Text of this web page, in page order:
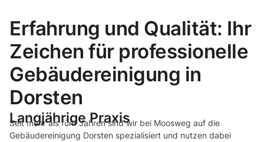
Erfahrung und Qualität: Ihr
Zeichen für professionelle
Gebäudereinigung in
Dorsten
Langjährige Praxis
Seit mehr als fünf Jahren sind wir bei Moosweg auf die
Gebäudereinigung Dorsten spezialisiert und nutzen dabei